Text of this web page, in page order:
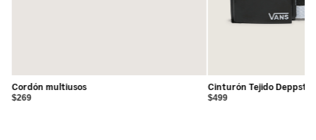
Cierre de cordones ajustable para un calce seguro
Cordón multiusos
$269
Cinturón Tejido Deppster
$499